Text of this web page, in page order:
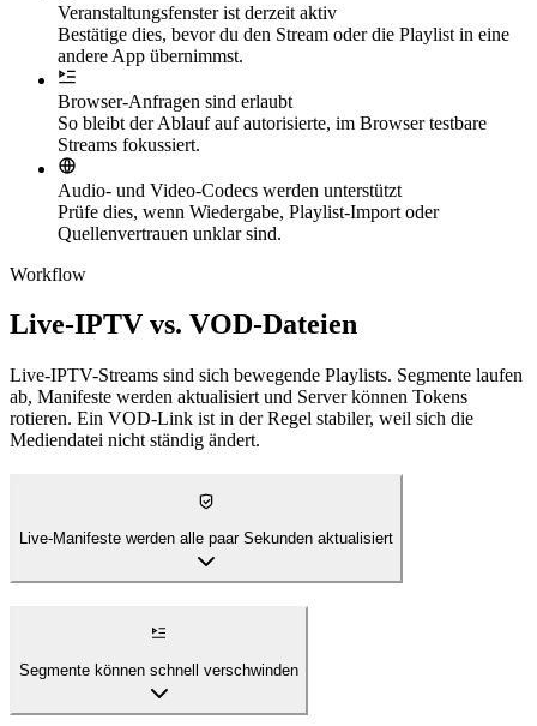
Veranstaltungsfenster ist derzeit aktiv
Bestätige dies, bevor du den Stream oder die Playlist in eine
andere App übernimmst.
Browser-Anfragen sind erlaubt
So bleibt der Ablauf auf autorisierte, im Browser testbare
Streams fokussiert.
Audio- und Video-Codecs werden unterstützt
Prüfe dies, wenn Wiedergabe, Playlist-Import oder
Quellenvertrauen unklar sind.
Workflow
Live-IPTV vs. VOD-Dateien
Live-IPTV-Streams sind sich bewegende Playlists. Segmente laufen
ab, Manifeste werden aktualisiert und Server können Tokens
rotieren. Ein VOD-Link ist in der Regel stabiler, weil sich die
Mediendatei nicht ständig ändert.
Live-Manifeste werden alle paar Sekunden aktualisiert
Segmente können schnell verschwinden